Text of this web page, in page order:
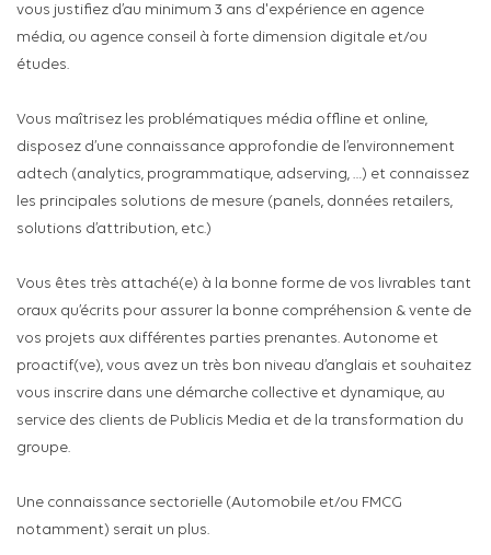
vous justifiez d’au minimum 3 ans d'expérience en agence
média, ou agence conseil à forte dimension digitale et/ou
études.
Vous maîtrisez les problématiques média offline et online,
disposez d’une connaissance approfondie de l’environnement
adtech (analytics, programmatique, adserving, …) et connaissez
les principales solutions de mesure (panels, données retailers,
solutions d’attribution, etc.)
Vous êtes très attaché(e) à la bonne forme de vos livrables tant
oraux qu’écrits pour assurer la bonne compréhension & vente de
vos projets aux différentes parties prenantes. Autonome et
proactif(ve), vous avez un très bon niveau d’anglais et souhaitez
vous inscrire dans une démarche collective et dynamique, au
service des clients de Publicis Media et de la transformation du
groupe.
Une connaissance sectorielle (Automobile et/ou FMCG
notamment) serait un plus.